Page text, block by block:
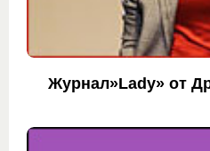
Журнал»Lady» от